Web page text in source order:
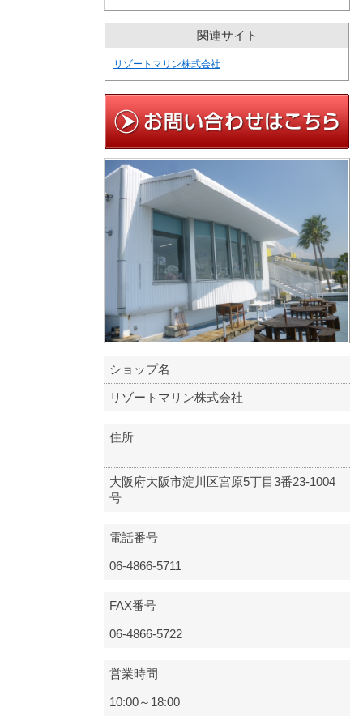
関連サイト
リゾートマリン株式会社
ショップ名
リゾートマリン株式会社
住所
大阪府大阪市淀川区宮原5丁目3番23-1004
号
電話番号
06-4866-5711
FAX番号
06-4866-5722
営業時間
10:00～18:00